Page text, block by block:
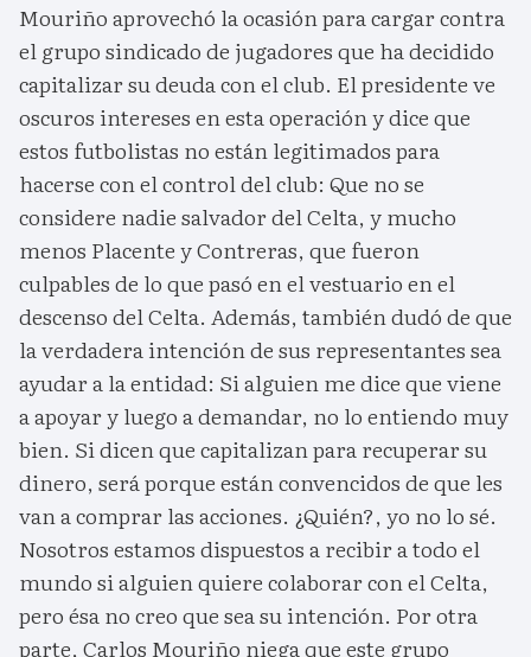
Mouriño aprovechó la ocasión para cargar contra
el grupo sindicado de jugadores que ha decidido
capitalizar su deuda con el club. El presidente ve
oscuros intereses en esta operación y dice que
estos futbolistas no están legitimados para
hacerse con el control del club: Que no se
considere nadie salvador del Celta, y mucho
menos Placente y Contreras, que fueron
culpables de lo que pasó en el vestuario en el
descenso del Celta. Además, también dudó de que
la verdadera intención de sus representantes sea
ayudar a la entidad: Si alguien me dice que viene
a apoyar y luego a demandar, no lo entiendo muy
bien. Si dicen que capitalizan para recuperar su
dinero, será porque están convencidos de que les
van a comprar las acciones. ¿Quién?, yo no lo sé.
Nosotros estamos dispuestos a recibir a todo el
mundo si alguien quiere colaborar con el Celta,
pero ésa no creo que sea su intención. Por otra
parte, Carlos Mouriño niega que este grupo